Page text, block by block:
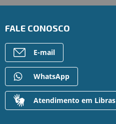
FALE CONOSCO
E-mail
WhatsApp
Atendimento em Libras